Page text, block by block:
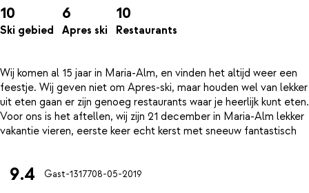
10
Ski gebied
6
Apres ski
10
Restaurants
Wij komen al 15 jaar in Maria-Alm, en vinden het altijd weer een
feestje. Wij geven niet om Apres-ski, maar houden wel van lekker
uit eten gaan er zijn genoeg restaurants waar je heerlijk kunt eten.
Voor ons is het aftellen, wij zijn 21 december in Maria-Alm lekker
9.4 Gast-1317708-05-2019